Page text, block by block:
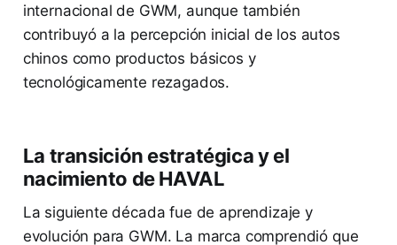
internacional de GWM, aunque también
contribuyó a la percepción inicial de los autos
chinos como productos básicos y
tecnológicamente rezagados.
La transición estratégica y el
nacimiento de HAVAL
La siguiente década fue de aprendizaje y
evolución para GWM. La marca comprendió que